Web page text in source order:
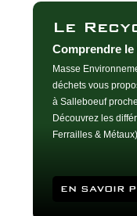
Le
Comprendre le
Masse
déchets vous
à Salleboeuf
Découvrez les
Ferrailles &
EN SAVOIR